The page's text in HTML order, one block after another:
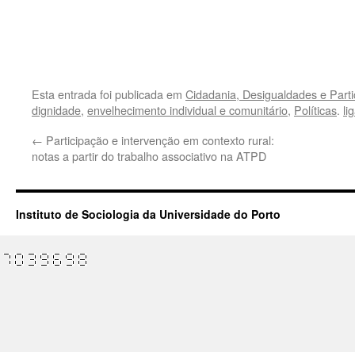
Esta entrada foi publicada em Cidadania, Desigualdades e
dignidade, envelhecimento individual e comunitário, Políticas.
← Participação e intervenção em contexto rural:
notas a partir do trabalho associativo na ATPD
Instituto de Sociologia da Universidade do Porto